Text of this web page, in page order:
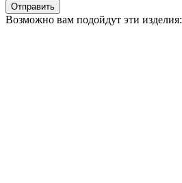
Отправить
Возможно вам подойдут эти изделия: